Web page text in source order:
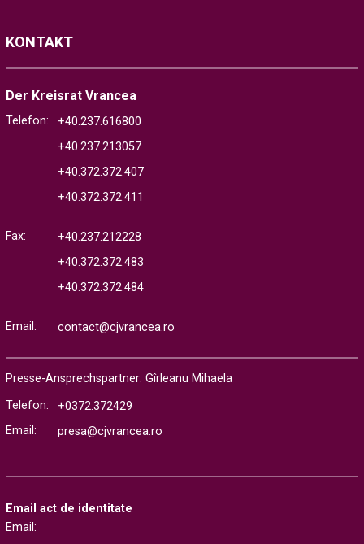
KONTAKT
Der Kreisrat Vrancea
Telefon:
+40.237.616800
+40.237.213057
+40.372.372.407
+40.372.372.411
Fax:
+40.237.212228
+40.372.372.483
+40.372.372.484
Email: contact@cjvrancea.ro
Presse-Ansprechspartner: Gîrleanu Mihaela
Telefon:
+0372.372429
Email:
presa@cjvrancea.ro
Email act de identitate
Email: